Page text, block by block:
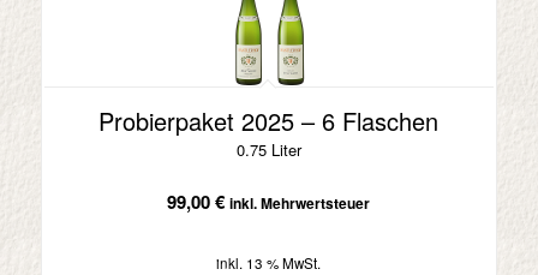
Probierpaket 2025 – 6 Flaschen
0.75 Liter
99,00€ inkl. Mehrwertsteuer
inkl. 13 % MwSt.